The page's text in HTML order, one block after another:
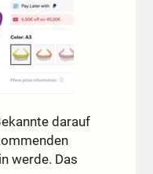
darauf
werde. Das